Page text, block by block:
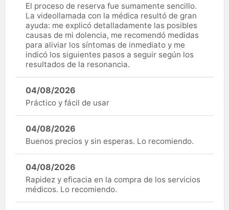
El proceso de reserva fue sumamente sencillo.
La videollamada con la médica resultó de gran
ayuda: me explicó detalladamente las posibles
causas de mi dolencia, me recomendó medidas
para aliviar los síntomas de inmediato y me
indicó los siguientes pasos a seguir según los
resultados de la resonancia.
04/08/2026
Práctico y fácil de usar
04/08/2026
Buenos precios y sin esperas. Lo recomiendo.
04/08/2026
Rapidez y eficacia en la compra de los servicios
médicos. Lo recomiendo.